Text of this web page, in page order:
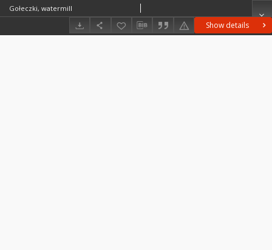
Show details
Gołeczki, watermill